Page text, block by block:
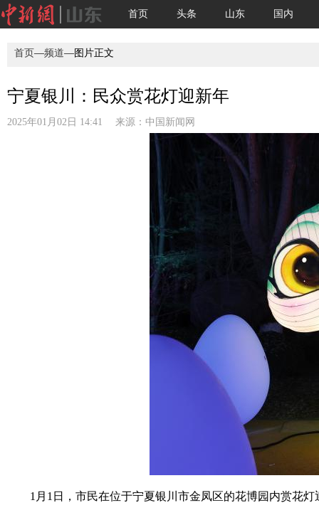
首页 头条 山东 国内
首页—频道—图片正文
宁夏银川：民众赏花灯迎新年
2025年01月02日 14:41 来源： 中国新闻网
1月1日，市民在位于宁夏银川市金凤区的花博园内赏花灯